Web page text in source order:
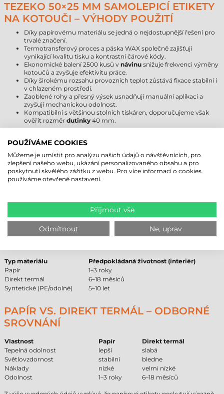
TEZEKO 50×25 MM SAMOLEPICÍ ETIKETY
NA KOTOUČI – VÝHODY POUŽITÍ
Díky papírovému materiálu se jedná o nejdostupnější řešení pro
trvalé značení.
Termotransferový proces a páska WAX společně zajišťují
vynikající kvalitu tisku a kontrastní čárové kódy.
Ekonomické balení 2500 kusů v návinu snižuje frekvenci výměny
kotoučů a zvyšuje efektivitu práce.
Díky širokému rozsahu provozních teplot zůstává fixace stabilní i
v chlazeném prostředí.
Zaoblené rohy a přesný výsek usnadňují manuální aplikaci a
zvyšují mechanickou odolnost.
Kompatibilní s většinou stolních tiskáren, doporučujeme však
ověřit rozměr dutinky 40 mm.
PAPÍROVÉ SAMOLEPICÍ ETIKETY NA
KOTOUČI – OMEZENÍ POUŽITÍ
Nedoporučuje se pro venkovní použití, protože materiál není
odolný vůči UV záření.
Na místech vystavených silnému otěru nebo chemickému
čištění může být životnost tisku omezená.
SROVNÁNÍ ŽIVOTNOSTI PAPÍROVÝCH
Typ materiálu
Předpokládaná životnost (interiér)
Papír
1–3 roky
Direkt termál
6–18 měsíců
Syntetické (PE/odolné)
5–10 let
PAPÍR VS. DIREKT TERMÁL – ODBORNÉ
SROVNÁNÍ
Vlastnost Papír
Direkt termál
Tepelná odolnost
lepší
slabá
Světlovzdornost
stabilní
bledne
Náklady
nízké
velmi nízké
Odolnost
1–3 roky 6–18 měsíců
POUŽÍVÁME COOKIES
Můžeme je umístit pro analýzu našich údajů o návštěvnících, pro
zlepšení našeho webu, ukázání personalizovaného obsahu a pro
poskytnutí skvělého zážitku z webu. Pro více informací o cookies
používáme otevřené nastavení.
Přijmout vše
Odmítnout Ne, uprav